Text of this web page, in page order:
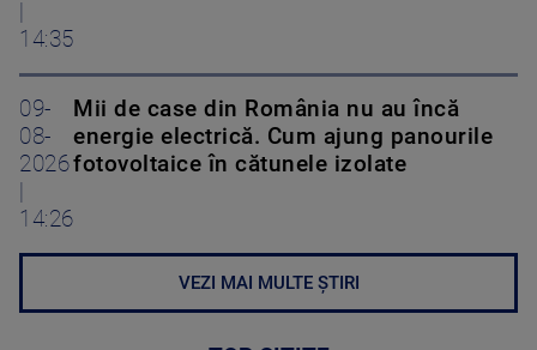
14:35
09-
08-
2026
14:26
Mii de case din România nu au încă
energie electrică. Cum ajung panourile
fotovoltaice în cătunele izolate
VEZI MAI MULTE ȘTIRI